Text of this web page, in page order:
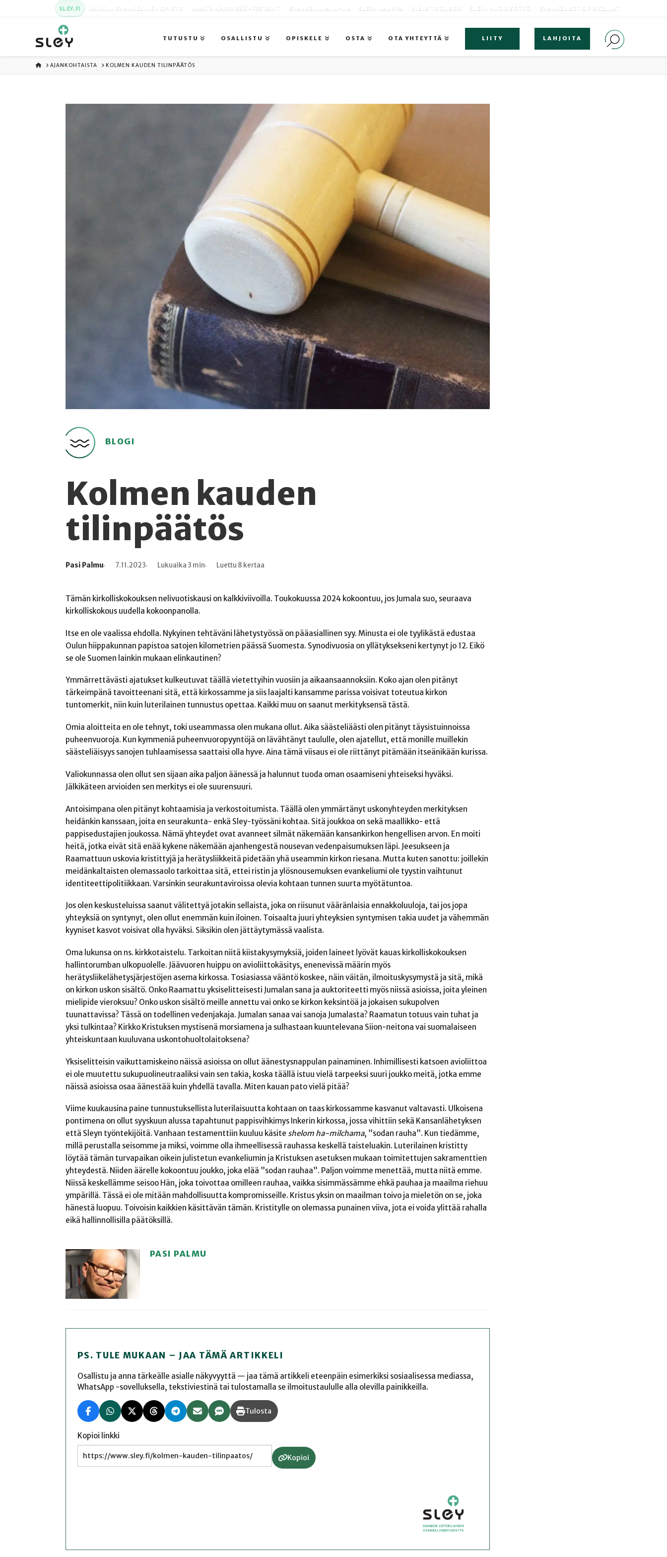
SLEY.FI KARKUN EVANKELINEN OPISTO MAATA NÄKYVISSÄ -FESTARIT EVANKELIUMIJUHLA SLEYN KAUPPA BIBLE TOOLBOX SLEYN NUORISOTYÖ EVANKELISET OPISKELIJAT
TUTUSTU OSALLISTU OPISKELE OSTA OTA YHTEYTTÄ LIITY LAHJOITA
ETUSIVU
AJANKOHTAISTA KOLMEN KAUDEN TILINPÄÄTÖS
BLOGI
Kolmen kauden
tilinpäätös
Kirjoittaja
Pasi Palmu
Julkaistu 7.11.2023
Lukuaika Lukuaika 3 min
Lukukertoja Luettu 8 kertaa
Tämän kirkolliskokouksen nelivuotiskausi on kalkkiviivoilla. Toukokuussa 2024 kokoontuu, jos Jumala suo, seuraava
kirkolliskokous uudella kokoonpanolla.
Itse en ole vaalissa ehdolla. Nykyinen tehtäväni lähetystyössä on pääasiallinen syy. Minusta ei ole tyylikästä edustaa
Oulun hiippakunnan papistoa satojen kilometrien päässä Suomesta. Synodivuosia on yllätyksekseni kertynyt jo 12. Eikö
se ole Suomen lainkin mukaan elinkautinen?
Ymmärrettävästi ajatukset kulkeutuvat täällä vietettyihin vuosiin ja aikaansaannoksiin. Koko ajan olen pitänyt
tärkeimpänä tavoitteenani sitä, että kirkossamme ja siis laajalti kansamme parissa voisivat toteutua kirkon
tuntomerkit, niin kuin luterilainen tunnustus opettaa. Kaikki muu on saanut merkityksensä tästä.
Omia aloitteita en ole tehnyt, toki useammassa olen mukana ollut. Aika säästeliäästi olen pitänyt täysistuinnoissa
puheenvuoroja. Kun kymmeniä puheenvuoropyyntöjä on lävähtänyt taululle, olen ajatellut, että monille muillekin
säästeliäisyys sanojen tuhlaamisessa saattaisi olla hyve. Aina tämä viisaus ei ole riittänyt pitämään itseänikään kurissa.
Valiokunnassa olen ollut sen sijaan aika paljon äänessä ja halunnut tuoda oman osaamiseni yhteiseksi hyväksi.
Jälkikäteen arvioiden sen merkitys ei ole suurensuuri.
Antoisimpana olen pitänyt kohtaamisia ja verkostoitumista. Täällä olen ymmärtänyt uskonyhteyden merkityksen
heidänkin kanssaan, joita en seurakunta- enkä Sley-työssäni kohtaa. Sitä joukkoa on sekä maallikko- että
pappisedustajien joukossa. Nämä yhteydet ovat avanneet silmät näkemään kansankirkon hengellisen arvon. En moiti
heitä, jotka eivät sitä enää kykene näkemään ajanhengestä nousevan vedenpaisumuksen läpi. Jeesukseen ja
Raamattuun uskovia kristittyjä ja herätysliikkeitä pidetään yhä useammin kirkon riesana. Mutta kuten sanottu: joillekin
meidänkaltaisten olemassaolo tarkoittaa sitä, ettei ristin ja ylösnousemuksen evankeliumi ole tyystin vaihtunut
identiteettipolitiikkaan. Varsinkin seurakuntaviroissa olevia kohtaan tunnen suurta myötätuntoa.
Jos olen keskusteluissa saanut välitettyä jotakin sellaista, joka on riisunut vääränlaisia ennakkoluuloja, tai jos jopa
yhteyksiä on syntynyt, olen ollut enemmän kuin iloinen. Toisaalta juuri yhteyksien syntymisen takia uudet ja vähemmän
kyyniset kasvot voisivat olla hyväksi. Siksikin olen jättäytymässä vaalista.
Oma lukunsa on ns. kirkkotaistelu. Tarkoitan niitä kiistakysymyksiä, joiden laineet lyövät kauas kirkolliskokouksen
hallintorumban ulkopuolelle. Jäävuoren huippu on avioliittokäsitys, enenevissä määrin myös
herätysliikelähetysjärjestöjen asema kirkossa. Tosiasiassa vääntö koskee, näin väitän, ilmoituskysymystä ja sitä, mikä
on kirkon uskon sisältö. Onko Raamattu yksiselitteisesti Jumalan sana ja auktoriteetti myös niissä asioissa, joita yleinen
mielipide vieroksuu? Onko uskon sisältö meille annettu vai onko se kirkon keksintöä ja jokaisen sukupolven
tuunattavissa? Tässä on todellinen vedenjakaja. Jumalan sanaa vai sanoja Jumalasta? Raamatun totuus vain tuhat ja
yksi tulkintaa? Kirkko Kristuksen mystisenä morsiamena ja sulhastaan kuuntelevana Siion-neitona vai suomalaiseen
yhteiskuntaan kuuluvana uskontohuoltolaitoksena?
Yksiselitteisin vaikuttamiskeino näissä asioissa on ollut äänestysnappulan painaminen. Inhimillisesti katsoen avioliittoa
ei ole muutettu sukupuolineutraaliksi vain sen takia, koska täällä istuu vielä tarpeeksi suuri joukko meitä, jotka emme
näissä asioissa osaa äänestää kuin yhdellä tavalla. Miten kauan pato vielä pitää?
Viime kuukausina paine tunnustuksellista luterilaisuutta kohtaan on taas kirkossamme kasvanut valtavasti. Ulkoisena
pontimena on ollut syyskuun alussa tapahtunut pappisvihkimys Inkerin kirkossa, jossa vihittiin sekä Kansanlähetyksen
että Sleyn työntekijöitä. Vanhaan testamenttiin kuuluu käsite shelom ha-milchama, ”sodan rauha”. Kun tiedämme,
millä perustalla seisomme ja miksi, voimme olla ihmeellisessä rauhassa keskellä taisteluakin. Luterilainen kristitty
löytää tämän turvapaikan oikein julistetun evankeliumin ja Kristuksen asetuksen mukaan toimitettujen sakramenttien
yhteydestä. Niiden äärelle kokoontuu joukko, joka elää ”sodan rauhaa”. Paljon voimme menettää, mutta niitä emme.
Niissä keskellämme seisoo Hän, joka toivottaa omilleen rauhaa, vaikka sisimmässämme ehkä pauhaa ja maailma riehuu
ympärillä. Tässä ei ole mitään mahdollisuutta kompromisseille. Kristus yksin on maailman toivo ja mieletön on se, joka
hänestä luopuu. Toivoisin kaikkien käsittävän tämän. Kristitylle on olemassa punainen viiva, jota ei voida ylittää rahalla
eikä hallinnollisilla päätöksillä.
PASI PALMU
PS. TULE MUKAAN – JAA TÄMÄ ARTIKKELI
Osallistu ja anna tärkeälle asialle näkyvyyttä — jaa tämä artikkeli eteenpäin esimerkiksi sosiaalisessa mediassa,
WhatsApp -sovelluksella, tekstiviestinä tai tulostamalla se ilmoitustaululle alla olevilla painikkeilla.
Tulosta
Kopioi linkki
Kopioi